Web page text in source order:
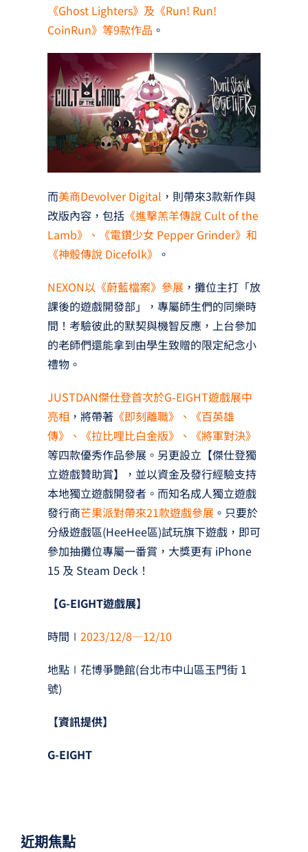
《Ghost Lighters》及《Run! Run!
CoinRun》等9款作品 。
而美商Devolver Digital ，則帶來3款新作與
改版內容，包括《進擊羔羊傳說 Cult of the
Lamb》、《電鑽少女 Pepper Grinder》和
《神骰傳說 Dicefolk》 。
NEXON以《蔚藍檔案》參展，攤位主打「放
課後的遊戲開發部」，專屬師生們的同樂時
間！考驗彼此的默契與機智反應，上台參加
的老師們還能拿到由學生致贈的限定紀念小
禮物。
JUSTDAN傑仕登首次於G-EIGHT遊戲展中
亮相 ，將帶著《即刻離職》、《百英雄
傳》、《拉比哩比白金版》、《將軍對決》
等四款優秀作品參展。另更設立【傑仕登獨
立遊戲贊助賞】，並以資金及發行經驗支持
本地獨立遊戲開發者。而知名成人獨立遊戲
發行商芒果派對帶來21款遊戲參展。只要於
分級遊戲區(HeeHee區)試玩旗下遊戲，即可
參加抽攤位專屬一番賞，大獎更有 iPhone
15 及 Steam Deck！
【G-EIGHT遊戲展】
時間∣ 2023/12/8—12/10
地點∣花博爭艷館(台北市中山區玉門街 1
號)
【資訊提供】
G-EIGHT
近期焦點